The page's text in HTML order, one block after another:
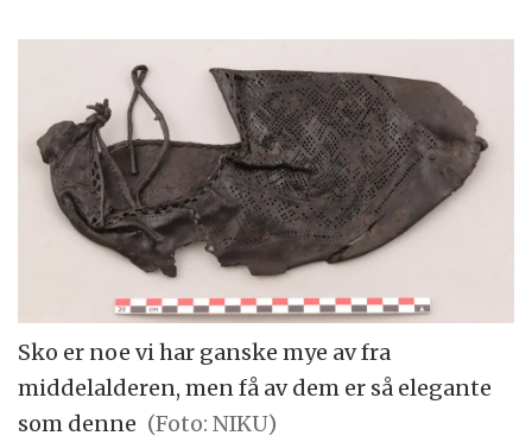
Sko er noe vi har ganske mye av fra
middelalderen, men få av dem er så elegante
som denne (Foto: NIKU)